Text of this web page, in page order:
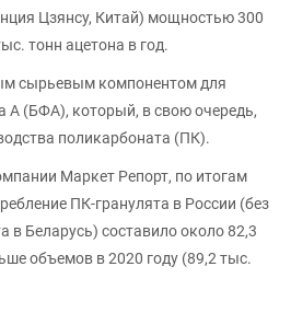
Цзянсу, Китай) мощностью 300
тонн ацетона в год.
сырьевым компонентом для
А (БФА), который, в свою очередь,
поликарбоната (ПК).
Маркет Репорт, по итогам
ПК-гранулята в России (без
в Беларусь) составило около 82,3
объемов в 2020 году (89,2 тыс.